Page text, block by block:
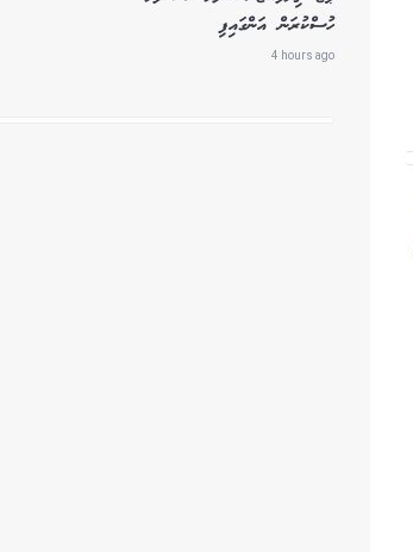
ހުސްކުރަން އަންގައިފި
4 hours ago